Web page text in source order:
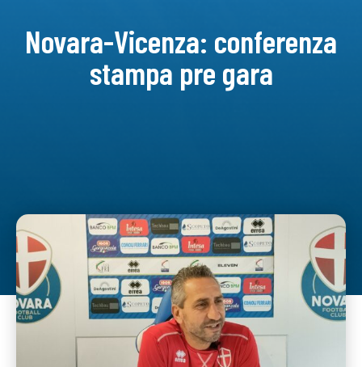
Novara-Vicenza: conferenza
stampa pre gara